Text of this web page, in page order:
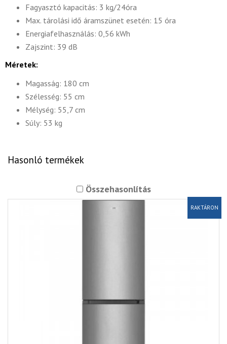
Fagyasztó kapacitás: 3 kg/24óra
Max. tárolási idő áramszünet esetén: 15 óra
Energiafelhasználás: 0,56 kWh
Zajszint: 39 dB
Méretek:
Magasság: 180 cm
Szélesség: 55 cm
Mélység: 55,7 cm
Súly: 53 kg
Hasonló termékek
Összehasonlítás
RAKTÁRON